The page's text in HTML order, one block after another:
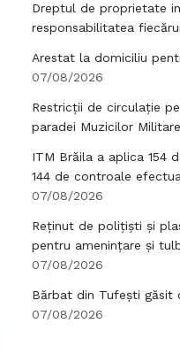
Dreptul de proprietate
responsabilitatea
Arestat la domiciliu
07/08/2026
Restricții de circulație
paradei Muzicilor Militare
ITM Brăila a aplica 154
144 de controale
07/08/2026
Reținut de polițiști și
pentru amenințare și
07/08/2026
Bărbat din Tufești găsit
07/08/2026